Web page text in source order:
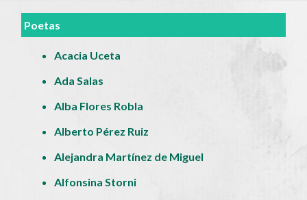
Poetas
Acacia Uceta
Ada Salas
Alba Flores Robla
Alberto Pérez Ruiz
Alejandra Martínez de Miguel
Alfonsina Storni